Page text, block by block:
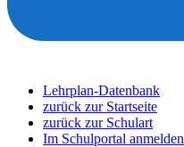
Lehrplan-Datenbank
zurück zur Startseite
zurück zur Schulart
Im Schulportal anmelden